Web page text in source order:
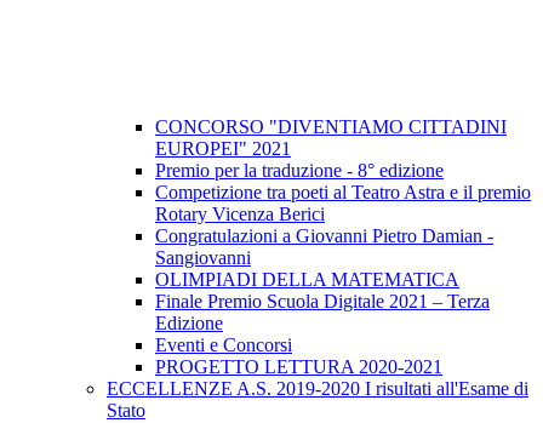
CONCORSO "DIVENTIAMO CITTADINI
EUROPEI" 2021
Premio per la traduzione - 8° edizione
Competizione tra poeti al Teatro Astra e il premio
Rotary Vicenza Berici
Congratulazioni a Giovanni Pietro Damian -
Sangiovanni
OLIMPIADI DELLA MATEMATICA
Finale Premio Scuola Digitale 2021 – Terza
Edizione
Eventi e Concorsi
PROGETTO LETTURA 2020-2021
ECCELLENZE A.S. 2019-2020 I risultati all'Esame di
Stato